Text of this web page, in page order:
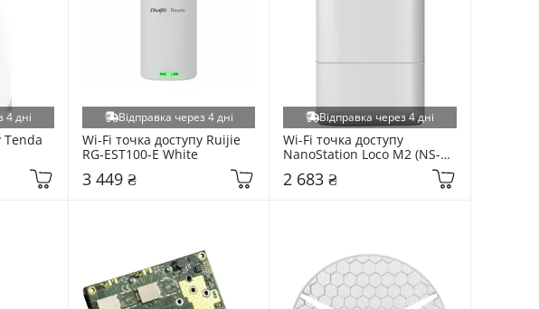
4 дні
Tenda
Відправка через 4 дні
Wi-Fi точка доступу Ruijie
RG-EST100-E White
3 449 ₴
Відправка через 4 дні
Wi-Fi точка доступу
NanoStation Loco M2 (NS-
2 683 ₴